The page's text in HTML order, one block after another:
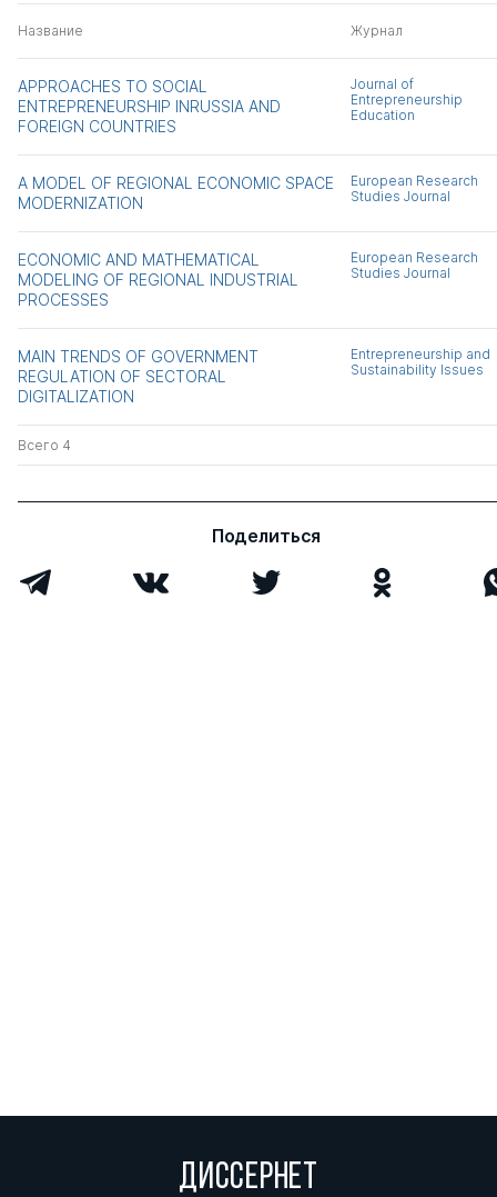
Название Журнал
APPROACHES TO SOCIAL
ENTREPRENEURSHIP INRUSSIA AND
FOREIGN COUNTRIES
Journal of
Entrepreneurship
Education
A MODEL OF REGIONAL ECONOMIC SPACE
MODERNIZATION
European Research
Studies Journal
ECONOMIC AND MATHEMATICAL
MODELING OF REGIONAL INDUSTRIAL
PROCESSES
European Research
Studies Journal
MAIN TRENDS OF GOVERNMENT
REGULATION OF SECTORAL
DIGITALIZATION
Entrepreneurship and
Sustainability Issues
Всего 4
Поделиться
ДИССЕРНЕТ